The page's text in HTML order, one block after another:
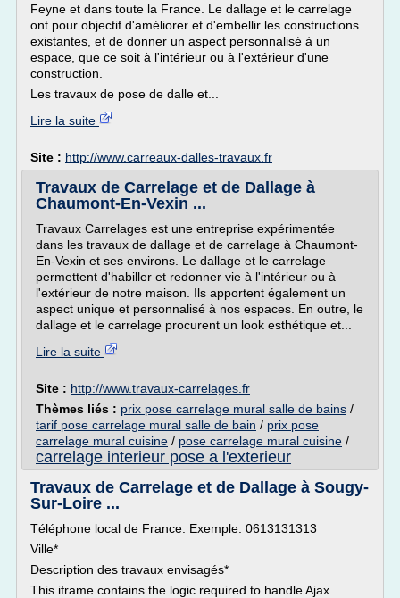
Feyne et dans toute la France. Le dallage et le carrelage
ont pour objectif d'améliorer et d'embellir les constructions
existantes, et de donner un aspect personnalisé à un
espace, que ce soit à l'intérieur ou à l'extérieur d'une
construction.
Les travaux de pose de dalle et...
Lire la suite
Site : http://www.carreaux-dalles-travaux.fr
Travaux de Carrelage et de Dallage à
Chaumont-En-Vexin ...
Travaux Carrelages est une entreprise expérimentée
dans les travaux de dallage et de carrelage à Chaumont-
En-Vexin et ses environs. Le dallage et le carrelage
permettent d'habiller et redonner vie à l'intérieur ou à
l'extérieur de notre maison. Ils apportent également un
aspect unique et personnalisé à nos espaces. En outre, le
dallage et le carrelage procurent un look esthétique et...
Lire la suite
Site : http://www.travaux-carrelages.fr
Thèmes liés : prix pose carrelage mural salle de bains /
tarif pose carrelage mural salle de bain / prix pose
carrelage mural cuisine / pose carrelage mural cuisine /
carrelage interieur pose a l'exterieur
Travaux de Carrelage et de Dallage à Sougy-
Sur-Loire ...
Téléphone local de France. Exemple: 0613131313
Ville*
Description des travaux envisagés*
This iframe contains the logic required to handle Ajax